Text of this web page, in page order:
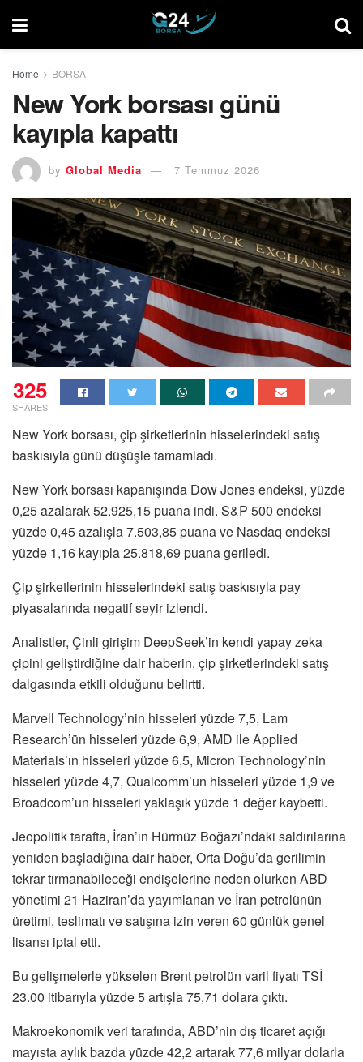
Home BORSA
New York borsası günü
kayıpla kapattı
by Global Media 7 Temmuz 2026
325
SHARES
New York borsası, çip şirketlerinin hisselerindeki satış
baskısıyla günü düşüşle tamamladı.
New York borsası kapanışında Dow Jones endeksi, yüzde
0,25 azalarak 52.925,15 puana indi. S&P 500 endeksi
yüzde 0,45 azalışla 7.503,85 puana ve Nasdaq endeksi
yüzde 1,16 kayıpla 25.818,69 puana geriledi.
Çip şirketlerinin hisselerindeki satış baskısıyla pay
piyasalarında negatif seyir izlendi.
Analistler, Çinli girişim DeepSeek’in kendi yapay zeka
çipini geliştirdiğine dair haberin, çip şirketlerindeki satış
dalgasında etkili olduğunu belirtti.
Marvell Technology’nin hisseleri yüzde 7,5, Lam
Research’ün hisseleri yüzde 6,9, AMD ile Applied
Materials’ın hisseleri yüzde 6,5, Micron Technology’nin
hisseleri yüzde 4,7, Qualcomm’un hisseleri yüzde 1,9 ve
Broadcom’un hisseleri yaklaşık yüzde 1 değer kaybetti.
Jeopolitik tarafta, İran’ın Hürmüz Boğazı’ndaki saldırılarına
yeniden başladığına dair haber, Orta Doğu’da gerilimin
tekrar tırmanabileceği endişelerine neden olurken ABD
yönetimi 21 Haziran’da yayımlanan ve İran petrolünün
üretimi, teslimatı ve satışına izin veren 60 günlük genel
lisansı iptal etti.
Bu gelişmelerle yükselen Brent petrolün varil fiyatı TSİ
23.00 itibarıyla yüzde 5 artışla 75,71 dolara çıktı.
Makroekonomik veri tarafında, ABD’nin dış ticaret açığı
mayısta aylık bazda yüzde 42,2 artarak 77,6 milyar dolarla